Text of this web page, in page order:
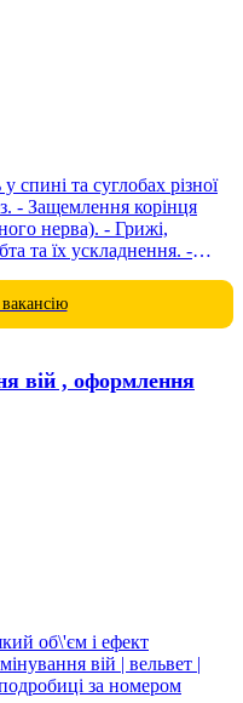
спині та суглобах різної
- Защемлення корінця
нерва). - Грижі,
та їх ускладнення. -
вій , оформлення
об\'єм і ефект
вій | вельвет |
подробиці за номером